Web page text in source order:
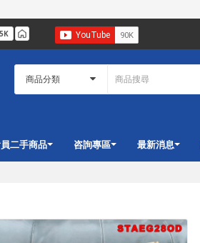
二手商品 咨詢專區 最新消息